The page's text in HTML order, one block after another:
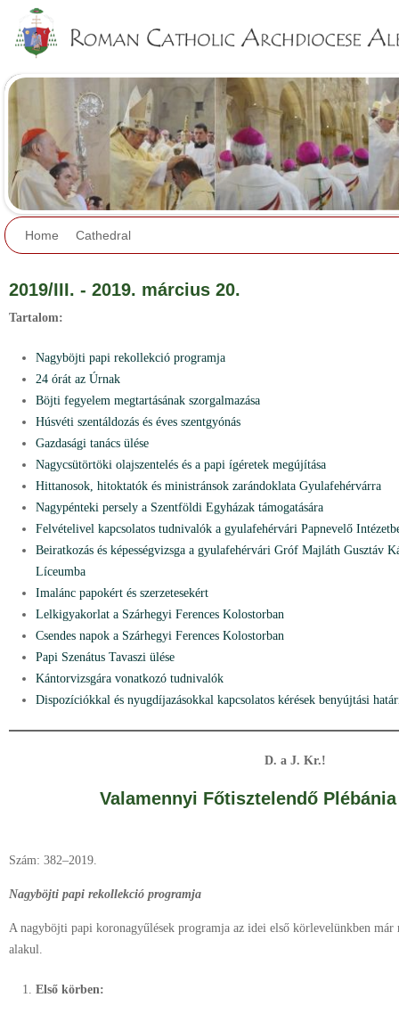
Home Cathedral
2019/III. - 2019. március 20.
Tartalom:
Nagyböjti papi rekollekció programja
24 órát az Úrnak
Böjti fegyelem megtartásának szorgalmazása
Húsvéti szentáldozás és éves szentgyónás
Gazdasági tanács ülése
Nagycsütörtöki olajszentelés és a papi ígéretek megújítása
Hittanosok, hitoktatók és ministránsok zarándoklata Gyulafehérvárra
Nagypénteki persely a Szentföldi Egyházak támogatására
Felvételivel kapcsolatos tudnivalók a gyulafehérvári Papnevelő
Beiratkozás és képességvizsga a gyulafehérvári Gróf Majláth Gusztáv
Líceumba
Imalánc papokért és szerzetesekért
Lelkigyakorlat a Szárhegyi Ferences Kolostorban
Csendes napok a Szárhegyi Ferences Kolostorban
Papi Szenátus Tavaszi ülése
Kántorvizsgára vonatkozó tudnivalók
Dispozíciókkal és nyugdíjazásokkal kapcsolatos kérések benyújtási
D. a J. Kr.!
Valamennyi Főtisztelendő
Szám: 382–2019.
Nagyböjti papi rekollekció programja
A nagyböjti papi koronagyűlések programja az idei első körlevelünkben
alakul.
Első körben: